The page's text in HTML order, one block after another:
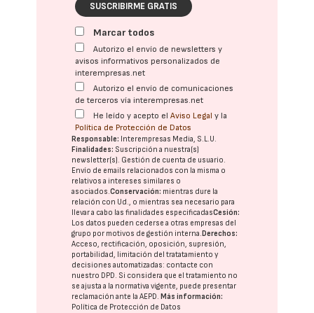
SUSCRIBIRME GRATIS
Marcar todos
Autorizo el envío de newsletters y
avisos informativos personalizados de
interempresas.net
Autorizo el envío de comunicaciones
de terceros vía interempresas.net
He leído y acepto elAviso Legal y la
Política de Protección de Datos
Responsable: Interempresas Media, S.L.U.
Finalidades: Suscripción a nuestra(s)
newsletter(s). Gestión de cuenta de usuario.
Envío de emails relacionados con la misma o
relativos a intereses similares o
asociados.Conservación: mientras dure la
relación con Ud., o mientras sea necesario para
llevar a cabo las finalidades especificadasCesión:
Los datos pueden cederse a otras empresas del
grupo por motivos de gestión interna. Derechos:
Acceso, rectificación, oposición, supresión,
portabilidad, limitación del tratatamiento y
decisiones automatizadas: contacte con
nuestro DPD. Si considera que el tratamiento no
se ajusta a la normativa vigente, puede presentar
reclamación ante laAEPD. Más información:
Política de Protección de Datos